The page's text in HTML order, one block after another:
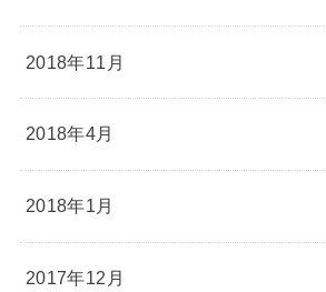
2018年11月
2018年4月
2018年1月
2017年12月